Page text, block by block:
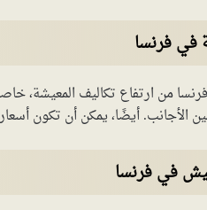
في فرنسا
من ارتفاع تكاليف المعيشة،
الأجانب. أيضًا، يمكن أن تكون
في فرنسا